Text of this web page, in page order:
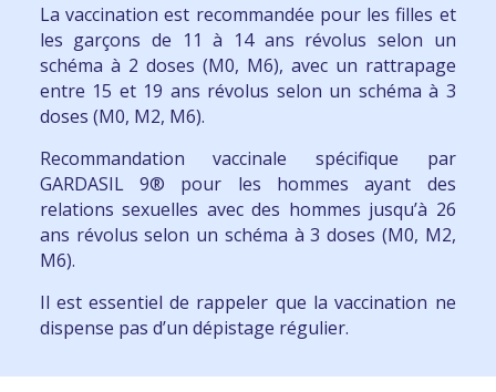
La vaccination est recommandée pour les filles et
les garçons de 11 à 14 ans révolus selon un
schéma à 2 doses (M0, M6), avec un rattrapage
entre 15 et 19 ans révolus selon un schéma à 3
doses (M0, M2, M6).
Recommandation vaccinale spécifique par
GARDASIL 9® pour les hommes ayant des
relations sexuelles avec des hommes jusqu’à 26
ans révolus selon un schéma à 3 doses (M0, M2,
M6).
Il est essentiel de rappeler que la vaccination ne
dispense pas d’un dépistage régulier.